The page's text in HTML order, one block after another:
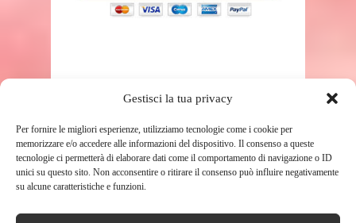
Gestisci la tua privacy
Per fornire le migliori esperienze, utilizziamo tecnologie come i cookie per
memorizzare e/o accedere alle informazioni del dispositivo. Il consenso a queste
tecnologie ci permetterà di elaborare dati come il comportamento di navigazione o ID
unici su questo sito. Non acconsentire o ritirare il consenso può influire negativamente
su alcune caratteristiche e funzioni.
SHARE THIS POST